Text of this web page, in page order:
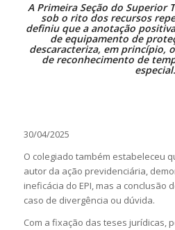
A Primeira Seção do Superior
sob o rito dos recursos
definiu que a anotação
de equipamento de
descaracteriza, em princípio,
de reconhecimento de
especial.
30/04/2025
O colegiado também estabeleceu
autor da ação previdenciária,
ineficácia do EPI, mas a conclusão
caso de divergência ou dúvida.
Com a fixação das teses jurídicas,